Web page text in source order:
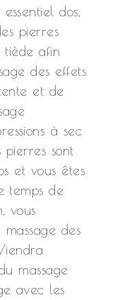
dos,
pierres
tiède afin
des effets
et de
à sec
pierres sont
et vous êtes
temps de
vous
des
massage
avec les